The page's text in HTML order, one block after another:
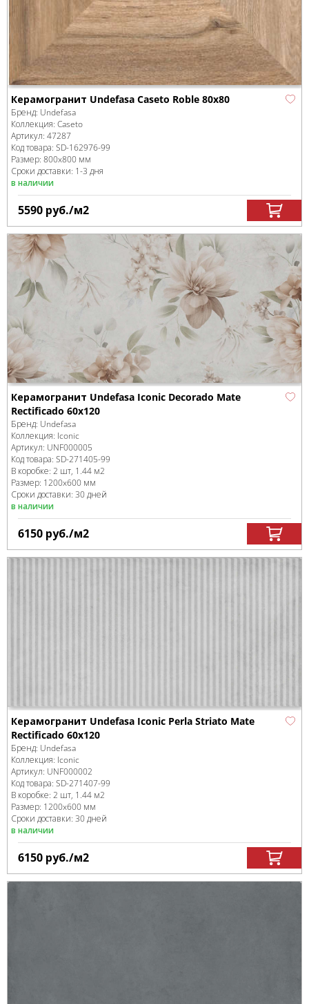
Керамогранит Undefasa Caseto Roble 80x80
Бренд: Undefasa
Коллекция: Caseto
Артикул: 47287
Код товара: SD-162976-99
Размер: 800x800 мм
Сроки доставки: 1-3 дня
в наличии
5590 руб./м2
Керамогранит Undefasa Iconic Decorado Mate
Rectificado 60х120
Бренд: Undefasa
Коллекция: Iconic
Артикул: UNF000005
Код товара: SD-271405-99
В коробке: 2 шт, 1.44 м2
Размер: 1200x600 мм
Сроки доставки: 30 дней
в наличии
6150 руб./м2
Керамогранит Undefasa Iconic Perla Striato Mate
Rectificado 60х120
Бренд: Undefasa
Коллекция: Iconic
Артикул: UNF000002
Код товара: SD-271407-99
В коробке: 2 шт, 1.44 м2
Размер: 1200x600 мм
Сроки доставки: 30 дней
в наличии
6150 руб./м2